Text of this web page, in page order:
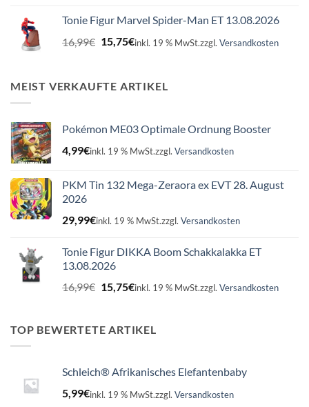
16,99€15,75€.
Tonie Figur Marvel Spider-Man ET 13.08.2026
16,99€ Ursprünglicher
16,99€
15,75€Aktueller
15,75€.
inkl. 19 % MwSt.zzgl. Versandkosten
MEIST VERKAUFTE ARTIKEL
Pokémon ME03 Optimale Ordnung Booster
4,99€inkl. 19 % MwSt.zzgl. Versandkosten
PKM Tin 132 Mega-Zeraora ex EVT 28. August
2026
29,99€inkl. 19 % MwSt.zzgl. Versandkosten
Tonie Figur DIKKA Boom Schakkalakka ET
13.08.2026
16,99€ Ursprünglicher
Preis
16,99€
15,75€Aktueller
15,75€.
inkl. 19 % MwSt.zzgl. Versandkosten
TOP BEWERTETE ARTIKEL
Schleich® Afrikanisches Elefantenbaby
5,99€inkl. 19 % MwSt.zzgl. Versandkosten